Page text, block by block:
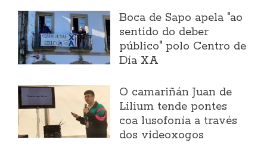
Boca de Sapo apela "ao
sentido do deber
público" polo Centro de
Día XA
O camariñán Juan de
Lilium tende pontes
coa lusofonía a través
dos videoxogos